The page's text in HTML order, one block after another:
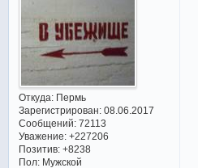
Откуда:Пермь
Зарегистрирован: 08.06.2017
Сообщений:72113
Уважение: +227206
Позитив: +8238
Пол:Мужской